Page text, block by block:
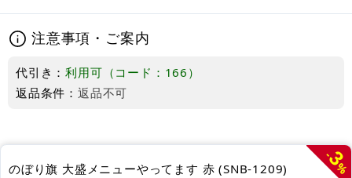
注意事項・ご案内
代引き：利用可（コード：166）
返品条件： 返品不可
-
3
%
のぼり旗 大盛メニューやってます 赤 (SNB-1209)